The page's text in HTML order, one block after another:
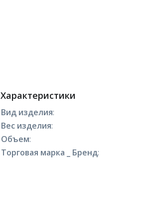
Характеристики
Вид изделия:
Вес изделия:
Объем:
Торговая марка _ Бренд: